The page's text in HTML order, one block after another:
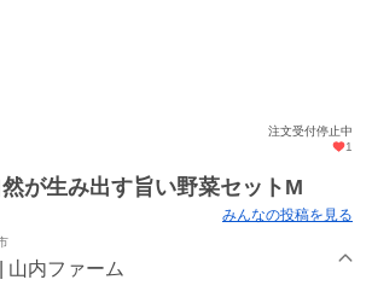
注文受付停止中
1
然が生み出す旨い野菜セットM
みんなの投稿を見る
山内ファーム